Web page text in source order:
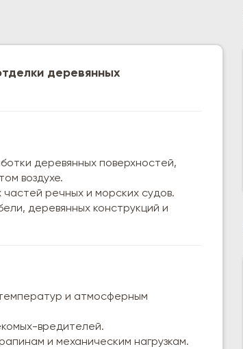
деревянных
деревянных поверхностей,
воздухе.
речных и морских судов.
деревянных конструкций и
и атмосферным
вредителей.
и механическим нагрузкам.